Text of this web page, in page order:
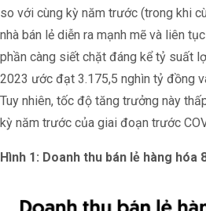
so với cùng kỳ năm trước (trong khi
nhà bán lẻ diễn ra mạnh mẽ và liên
phần càng siết chặt đáng kể tỷ suất
2023 ước đạt 3.175,5 nghìn tỷ đồng
Tuy nhiên, tốc độ tăng trưởng này
kỳ năm trước của giai đoạn trước
Hình 1: Doanh thu bán lẻ hàng